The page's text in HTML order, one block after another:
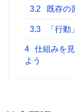
3.2 既存の
3.3 「行動
4
仕組みを
よう